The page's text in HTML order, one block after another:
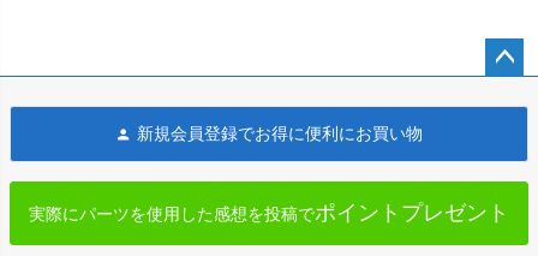
へ
新規会員登録でお得に便利にお買い物
実際にパーツを使用した感想を投稿でポイントプレゼント